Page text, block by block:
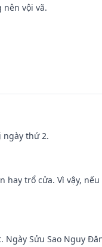
vội vã.
ngày thứ 2.
trổ cửa. Vì vậy,
Sửu Sao Nguy